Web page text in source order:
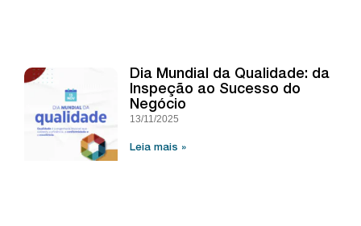
Dia Mundial da Qualidade: da
Inspeção ao Sucesso do
Negócio
13/11/2025
Leia mais »